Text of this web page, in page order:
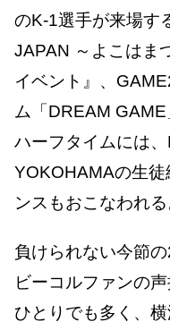
のK-1選手が来場す
JAPAN ～よこはま
イベント』、
ム「DREAM GAME
ハーフタイムには
YOKOHAMAの生
ンスもおこなわれる
負けられない今節
ビーコルファンの
ひとりでも多く、